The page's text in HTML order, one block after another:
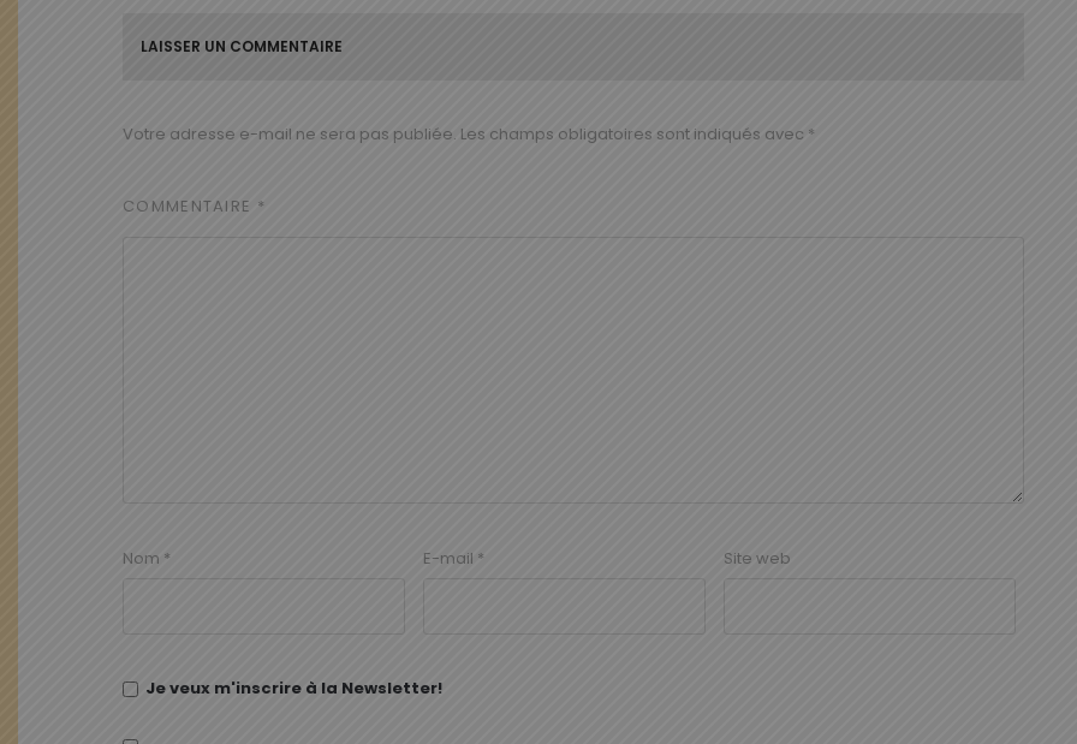
LAISSER UN COMMENTAIRE
Votre adresse e-mail ne sera pas publiée. Les champs obligatoires sont indiqués avec *
COMMENTAIRE *
Nom * E-mail * Site web
Je veux m'inscrire à la Newsletter!